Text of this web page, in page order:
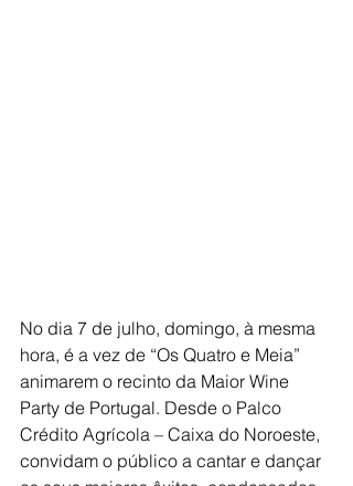
No dia 7 de julho, domingo, à mesma
hora, é a vez de “Os Quatro e Meia”
animarem o recinto da Maior Wine
Party de Portugal. Desde o Palco
Crédito Agrícola – Caixa do Noroeste,
convidam o público a cantar e dançar